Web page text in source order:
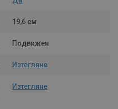
19,6 см
Подвижен
Изтегляне
Изтегляне